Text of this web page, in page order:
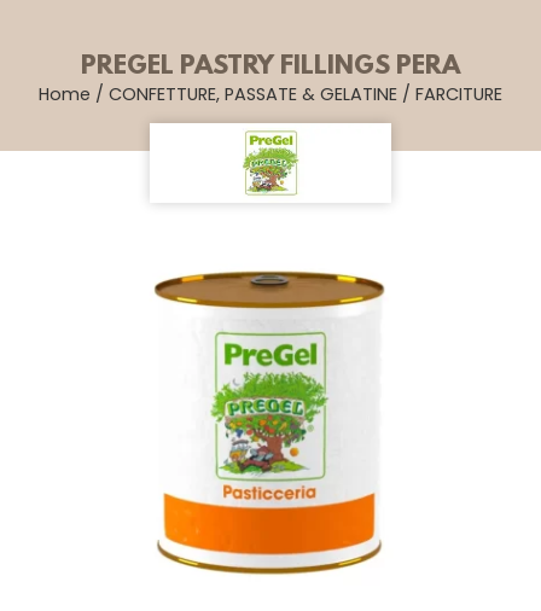
PREGEL PASTRY FILLINGS PERA
Home / CONFETTURE, PASSATE & GELATINE / FARCITURE